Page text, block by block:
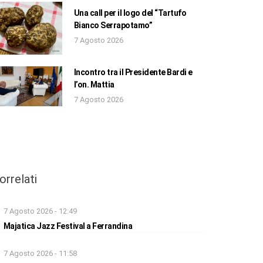
Una call per il logo del “Tartufo
Bianco Serrapotamo”
7 Agosto 2026
Incontro tra il Presidente Bardi e
l’on. Mattia
7 Agosto 2026
7 Agosto 2026 - 12:49
Majatica Jazz Festival a Ferrandina
7 Agosto 2026 - 11:58